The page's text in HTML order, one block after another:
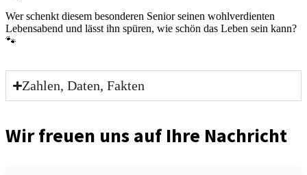
Wer schenkt die­sem beson­de­ren Seni­or sei­nen wohl­ver­dien­ten
Lebens­abend und lässt ihn spü­ren, wie schön das Leben sein kann?
🐾
Zahlen, Daten, Fakten
Wir freuen uns auf Ihre Nachricht